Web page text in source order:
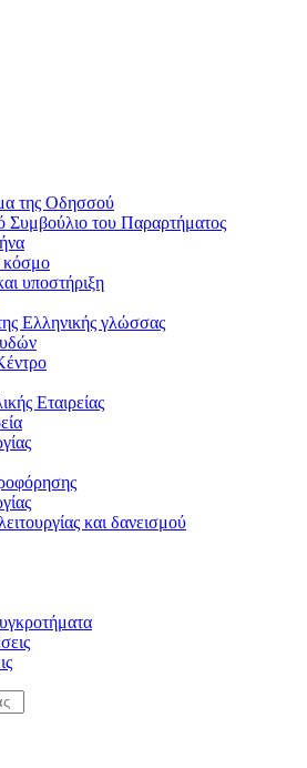
της Οδησσού
Συμβούλιο του Παραρτήματος
κόσμο
υποστήριξη
Ελληνικής γλώσσας
Εταιρείας
και δανεισμού